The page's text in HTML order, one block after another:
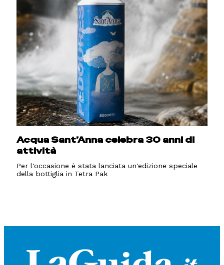
Acqua Sant’Anna celebra 30 anni di
attività
Per l'occasione è stata lanciata un'edizione speciale
della bottiglia in Tetra Pak